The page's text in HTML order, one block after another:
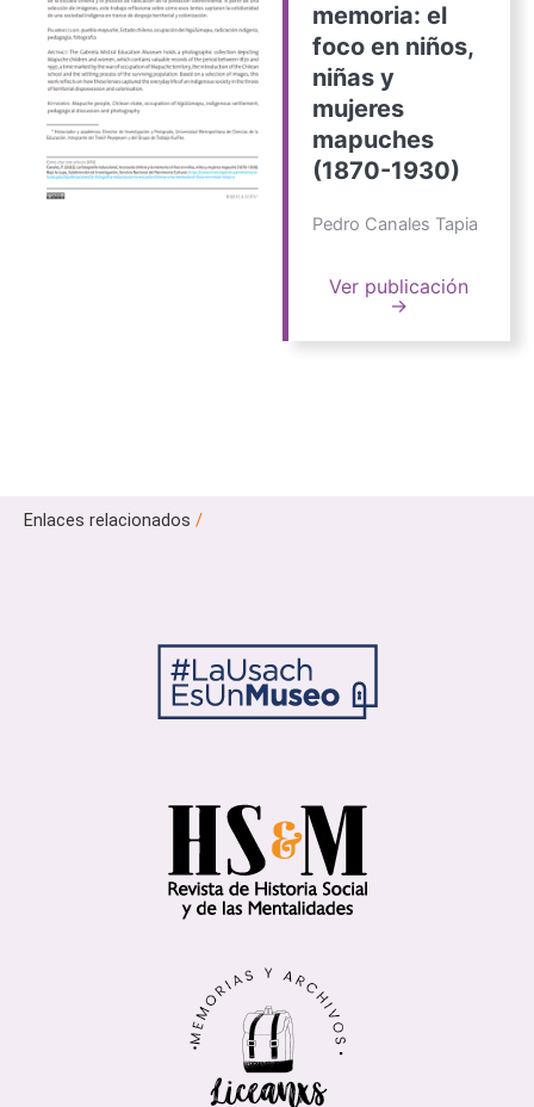
memoria: el
foco en niños,
niñas y
mujeres
mapuches
(1870-1930)
Pedro Canales Tapia
Ver publicación
→
Enlaces relacionados /